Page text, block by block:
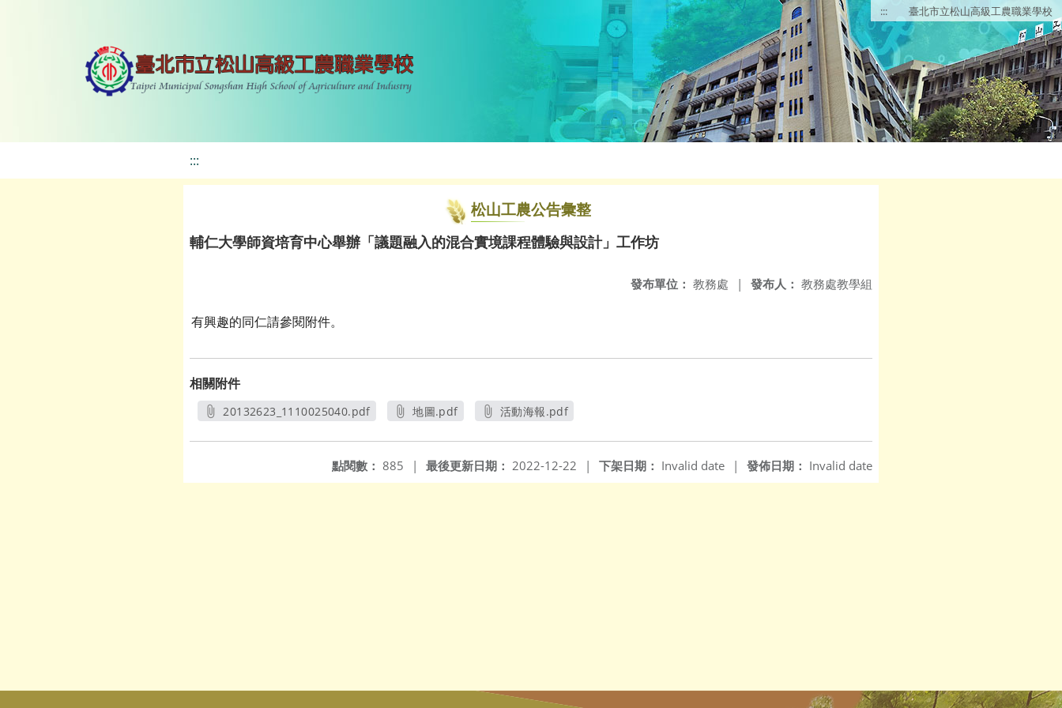
::: 臺北市立松山高級工農職業學校
:::
松山工農公告彙整
輔仁大學師資培育中心舉辦「議題融入的混合實境課程體驗與設計」工作坊
發布人： 教務處教學組
發布單位： 教務處 |
有興趣的同仁請參閱附件。
相關附件
20132623_1110025040.pdf
地圖.pdf
活動海報.pdf
發佈日期： Invalid date
下架日期： Invalid date |
最後更新日期： 2022-12-22 |
點閱數： 885 |